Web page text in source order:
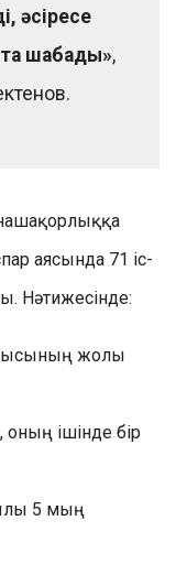
әсіресе
шабады»,
аясында 71 іс-
Нәтижесінде:
жолы
ішінде бір
5 мың